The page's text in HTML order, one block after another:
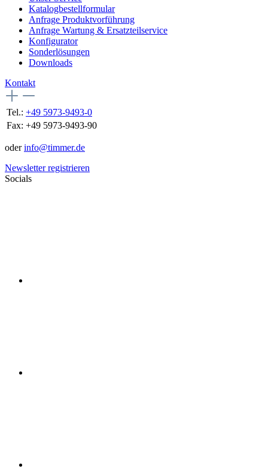
Katalogbestellformular
Anfrage Produktvorführung
Anfrage Wartung & Ersatzteilservice
Konfigurator
Sonderlösungen
Downloads
Kontakt
Tel.: +49 5973-9493-0
Fax: +49 5973-9493-90
oderinfo@timmer.de
Newsletter registrieren
Socials